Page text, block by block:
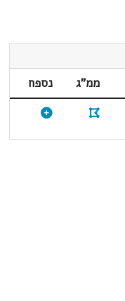
ממ"ג
נספח